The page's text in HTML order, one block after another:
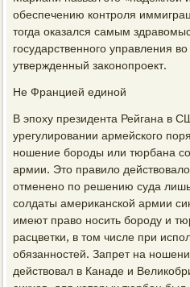
обеспечению контроля
тогда оказался самым
государственного управления
утвержденный законопроект.
Не Францией единой
В эпоху президента Рейгана в
урегулировании армейского
ношение бороды или тюрбана
армии. Это правило
отменено по решению суда
солдаты американской армии
имеют право носить бороду и
расцветки, в том числе при
обязанностей. Запрет на
действовал в Канаде и